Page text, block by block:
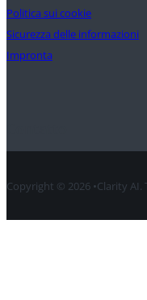
Politica sui cookie
Sicurezza delle informazioni
Impronta
Copyright © 2026 •Clarity